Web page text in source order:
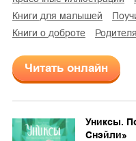
книги для малышей
книги о доброте
Читать онлайн
Униксы.
Снэйли»